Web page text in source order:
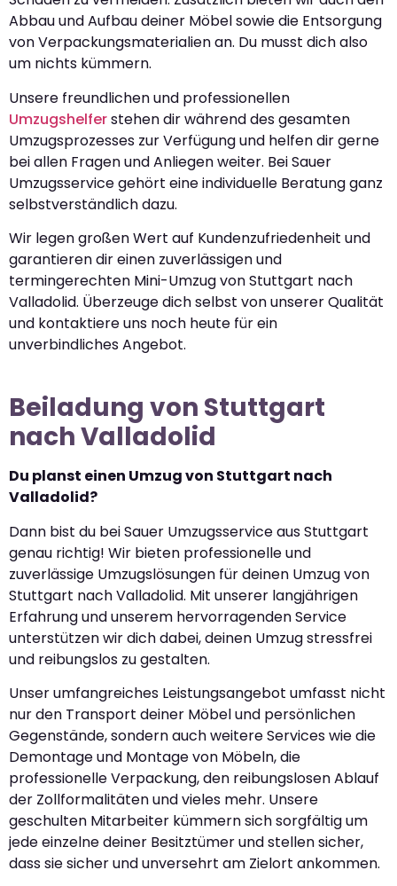
Abbau und Aufbau deiner Möbel sowie die Entsorgung
von Verpackungsmaterialien an. Du musst dich also
um nichts kümmern.
Unsere freundlichen und professionellen
Umzugshelferstehen dir während des gesamten
Umzugsprozesses zur Verfügung und helfen dir gerne
bei allen Fragen und Anliegen weiter. Bei Sauer
Umzugsservice gehört eine individuelle Beratung ganz
selbstverständlich dazu.
Wir legen großen Wert auf Kundenzufriedenheit und
garantieren dir einen zuverlässigen und
termingerechten Mini-Umzug von Stuttgart nach
Valladolid. Überzeuge dich selbst von unserer Qualität
und kontaktiere uns noch heute für ein
unverbindliches Angebot.
Beiladung von Stuttgart
nach Valladolid
Du planst einen Umzug von Stuttgart nach
Valladolid?
Dann bist du bei Sauer Umzugsservice aus Stuttgart
genau richtig! Wir bieten professionelle und
zuverlässige Umzugslösungen für deinen Umzug von
Stuttgart nach Valladolid. Mit unserer langjährigen
Erfahrung und unserem hervorragenden Service
unterstützen wir dich dabei, deinen Umzug stressfrei
und reibungslos zu gestalten.
Unser umfangreiches Leistungsangebot umfasst nicht
nur den Transport deiner Möbel und persönlichen
Gegenstände, sondern auch weitere Services wie die
Demontage und Montage von Möbeln, die
professionelle Verpackung, den reibungslosen Ablauf
der Zollformalitäten und vieles mehr. Unsere
geschulten Mitarbeiter kümmern sich sorgfältig um
jede einzelne deiner Besitztümer und stellen sicher,
dass sie sicher und unversehrt am Zielort ankommen.